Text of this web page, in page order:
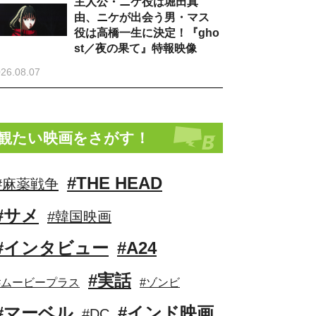
由、ニケが出会う男・マス
役は高橋一生に決定！『gho
st／夜の果て』特報映像
たい映画をさがす！
薬戦争 #THE HEAD
サメ
#韓国映画
インタビュー #A24
ービープラス #実話 #ゾンビ